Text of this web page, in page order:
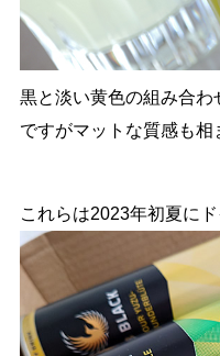
黒と淡い黄色の組み合
ですがマットな質感も相
これらは2023年初夏に